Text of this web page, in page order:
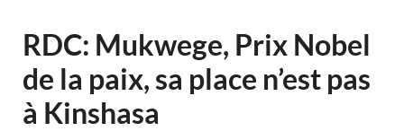
RDC: Mukwege, Prix Nobel
de la paix, sa place n’est pas
à Kinshasa